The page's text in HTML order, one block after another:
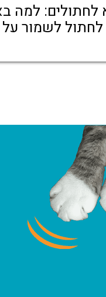
לחתולים: למה
לשמור